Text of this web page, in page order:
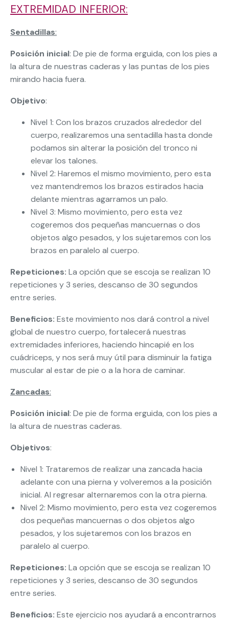
EXTREMIDAD INFERIOR:
Sentadillas:
Posición inicial: De pie de forma erguida, con los pies a
la altura de nuestras caderas y las puntas de los pies
mirando hacia fuera.
Objetivo:
Nivel 1: Con los brazos cruzados alrededor del
cuerpo, realizaremos una sentadilla hasta donde
podamos sin alterar la posición del tronco ni
elevar los talones.
Nivel 2: Haremos el mismo movimiento, pero esta
vez mantendremos los brazos estirados hacia
delante mientras agarramos un palo.
Nivel 3: Mismo movimiento, pero esta vez
cogeremos dos pequeñas mancuernas o dos
objetos algo pesados, y los sujetaremos con los
brazos en paralelo al cuerpo.
Repeticiones: La opción que se escoja se realizan 10
repeticiones y 3 series, descanso de 30 segundos
entre series.
Beneficios: Este movimiento nos dará control a nivel
global de nuestro cuerpo, fortalecerá nuestras
extremidades inferiores, haciendo hincapié en los
cuádriceps, y nos será muy útil para disminuir la fatiga
muscular al estar de pie o a la hora de caminar.
Zancadas:
Posición inicial: De pie de forma erguida, con los pies a
la altura de nuestras caderas.
Objetivos:
Nivel 1: Trataremos de realizar una zancada hacia
adelante con una pierna y volveremos a la posición
inicial. Al regresar alternaremos con la otra pierna.
Nivel 2: Mismo movimiento, pero esta vez cogeremos
dos pequeñas mancuernas o dos objetos algo
pesados, y los sujetaremos con los brazos en
paralelo al cuerpo.
Repeticiones: La opción que se escoja se realizan 10
repeticiones y 3 series, descanso de 30 segundos
entre series.
Beneficios: Este ejercicio nos ayudará a encontrarnos